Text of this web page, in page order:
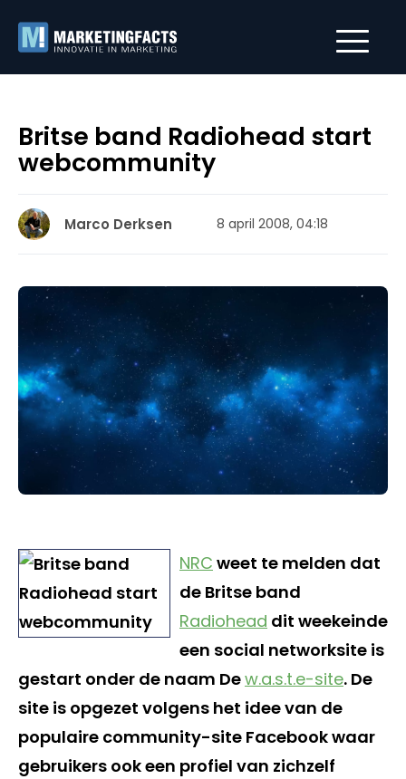
Britse band Radiohead start
webcommunity
Marco Derksen 8 april 2008, 04:18
NRC weet te melden dat
de Britse band
Radiohead dit weekeinde
een social networksite is
gestart onder de naam Dew.a.s.t.e-site. De
site is opgezet volgens het idee van de
populaire community-site Facebook waar
gebruikers ook een profiel van zichzelf